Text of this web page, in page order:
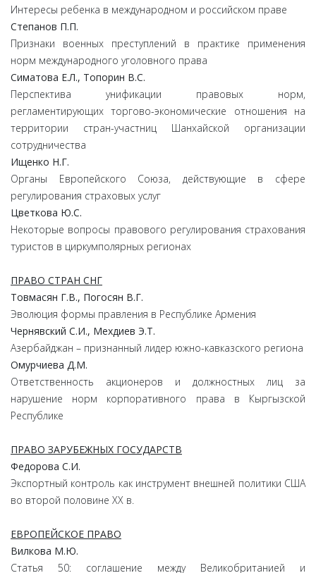
Интересы ребенка в международном и российском праве
Степанов П.П.
Признаки военных преступлений в практике применения
норм международного уголовного права
Симатова Е.Л., Топорин В.С.
Перспектива унификации правовых норм,
регламентирующих торгово-экономические отношения на
территории стран-участниц Шанхайской организации
сотрудничества
Ищенко Н.Г.
Органы Европейского Союза, действующие в сфере
регулирования страховых услуг
Цветкова Ю.С.
Некоторые вопросы правового регулирования страхования
туристов в циркумполярных регионах
ПРАВО СТРАН СНГ
Товмасян Г.В., Погосян В.Г.
Эволюция формы правления в Республике Армения
Чернявский С.И., Мехдиев Э.Т.
Азербайджан – признанный лидер южно-кавказского региона
Омурчиева Д.М.
Ответственность акционеров и должностных лиц за
нарушение норм корпоративного права в Кыргызской
Республике
ПРАВО ЗАРУБЕЖНЫХ ГОСУДАРСТВ
Федорова С.И.
Экспортный контроль как инструмент внешней политики США
во второй половине ХХ в.
ЕВРОПЕЙСКОЕ ПРАВО
Вилкова М.Ю.
Cтатья 50: соглашение между Великобританией и